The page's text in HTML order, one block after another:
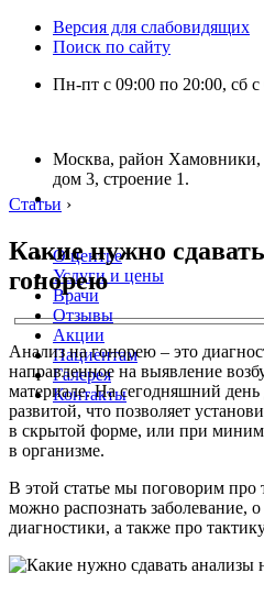
Версия для слабовидящих
Поиск по сайту
Пн-пт с 09:00 по 20:00, сб
Москва, район Хамовники,
дом 3, строение 1.
О центре
Услуги и цены
Врачи
Отзывы
Акции
Пациентам
Галерея
Контакты
Статьи ›
Какие нужно
гонорею
Анализ на гонорею – это
направленное на выявление
материале. На сегодняшний день
развитой, что позволяет
в скрытой форме, или при
в организме.
В этой статье мы поговорим
можно распознать заболевание,
диагностики, а также про